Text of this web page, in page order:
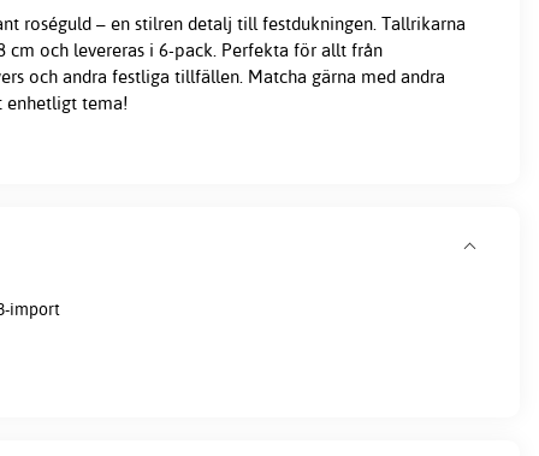
roséguld – en stilren detalj till festdukningen. Tallrikarna
cm och levereras i 6-pack. Perfekta för allt från
och andra festliga tillfällen. Matcha gärna med andra
enhetligt tema!
import